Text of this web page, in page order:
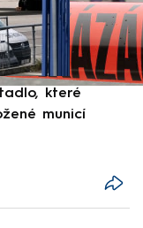
které
municí